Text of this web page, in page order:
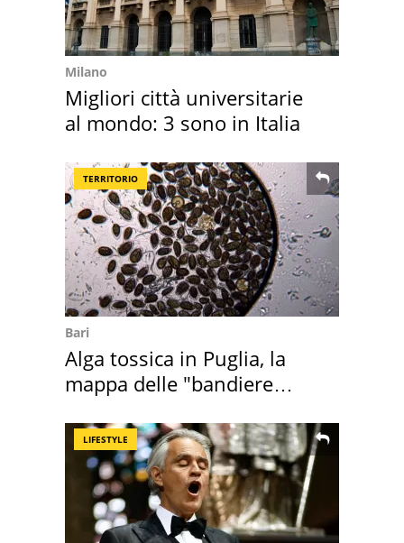
Milano
Migliori città universitarie
al mondo: 3 sono in Italia
TERRITORIO
Bari
Alga tossica in Puglia, la
mappa delle "bandiere
LIFESTYLE